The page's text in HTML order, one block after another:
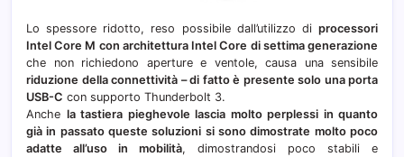
Lo spessore ridotto, reso possibile dall’utilizzo di processori
Intel Core M con architettura Intel Core di settima generazione
che non richiedono aperture e ventole, causa una sensibile
riduzione della connettività – di fatto è presente solo una porta
USB-C con supporto Thunderbolt 3.
Anche la tastiera pieghevole lascia molto perplessi in quanto
già in passato queste soluzioni si sono dimostrate molto poco
adatte all’uso in mobilità, dimostrandosi poco stabili e